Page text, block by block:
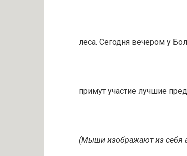
леса. Сегодня вечером у
примут участие лучшие
(Мыши изображают из себя